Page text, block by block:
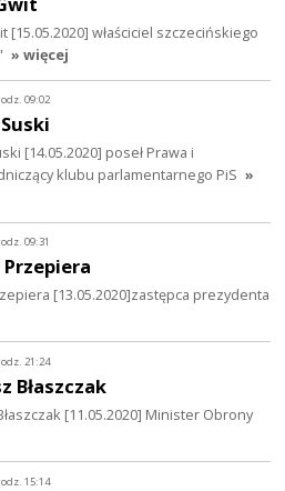
[15.05.2020] właściciel szczecińskiego
» więcej
09:02
[14.05.2020] poseł Prawa i
klubu parlamentarnego PiS »
09:31
Przepiera
[13.05.2020]zastępca prezydenta
21:24
Błaszczak
[11.05.2020] Minister Obrony
15:14